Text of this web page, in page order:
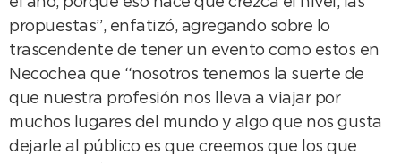
el año, porque eso hace que crezca el nivel, las
propuestas”, enfatizó, agregando sobre lo
trascendente de tener un evento como estos en
Necochea que “nosotros tenemos la suerte de
que nuestra profesión nos lleva a viajar por
muchos lugares del mundo y algo que nos gusta
dejarle al público es que creemos que los que